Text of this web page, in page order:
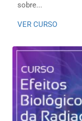
sobre...
VER CURSO